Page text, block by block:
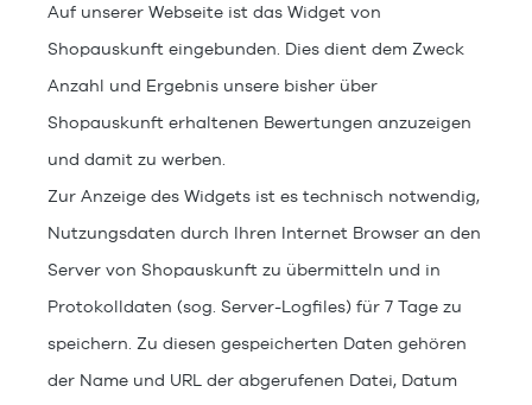
Auf unserer Webseite ist das Widget von
Shopauskunft eingebunden. Dies dient dem Zweck
Anzahl und Ergebnis unsere bisher über
Shopauskunft erhaltenen Bewertungen anzuzeigen
und damit zu werben.
Zur Anzeige des Widgets ist es technisch notwendig,
Nutzungsdaten durch Ihren Internet Browser an den
Server von Shopauskunft zu übermitteln und in
Protokolldaten (sog. Server-Logfiles) für 7 Tage zu
speichern. Zu diesen gespeicherten Daten gehören
der Name und URL der abgerufenen Datei, Datum